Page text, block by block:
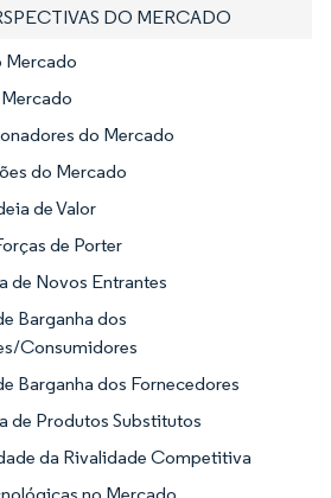
DO MERCADO
Mercado
do Mercado
do Mercado
de Valor
de Porter
de Novos Entrantes
Barganha dos
Consumidores
Barganha dos Fornecedores
de Produtos Substitutos
da Rivalidade Competitiva